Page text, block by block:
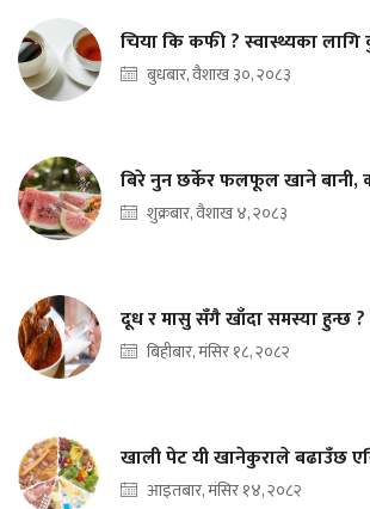
चिया कि कफी ? स्वास्थ्यका
बुधबार, वैशाख ३०, २०८३
बिरे नुन छर्केर फलफूल खाने बानी,
शुक्रबार, वैशाख ४, २०८३
दूध र मासु सँगै खाँदा समस्या हुन्छ ?
बिहीबार, मंसिर १८, २०८२
खाली पेट यी खानेकुराले बढाउँछ
आइतबार, मंसिर १४, २०८२